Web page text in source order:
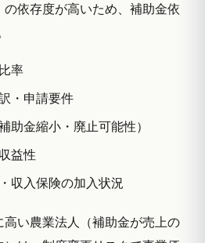
依存度が高いため、補助金依
率
・申請要件
助金縮小・廃止可能性）
益性
収入保険の加入状況
い農業法人（補助金が売上の